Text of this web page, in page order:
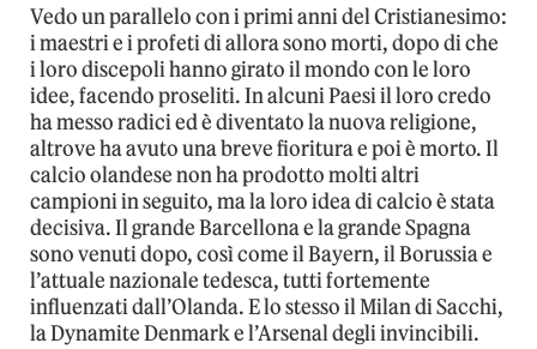
Vedo un parallelo con i primi anni del Cristianesimo:
i maestri e i profeti di allora sono morti, dopo di che
i loro discepoli hanno girato il mondo con le loro
idee, facendo proseliti. In alcuni Paesi il loro credo
ha messo radici ed è diventato la nuova religione,
altrove ha avuto una breve fioritura e poi è morto. Il
calcio olandese non ha prodotto molti altri
campioni in seguito, ma la loro idea di calcio è stata
decisiva. Il grande Barcellona e la grande Spagna
sono venuti dopo, così come il Bayern, il Borussia e
l’attuale nazionale tedesca, tutti fortemente
influenzati dall’Olanda. E lo stesso il Milan di Sacchi,
la Dynamite Denmark e l’Arsenal degli invincibili.